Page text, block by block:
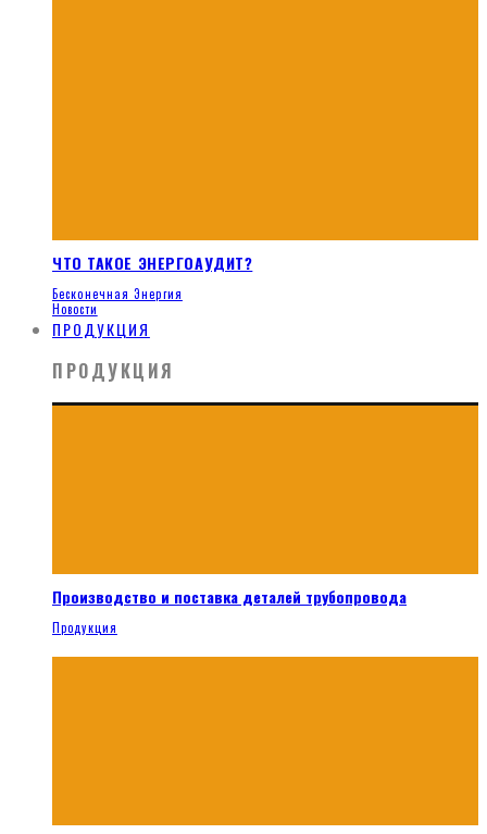
ЧТО ТАКОЕ ЭНЕРГОАУДИТ?
Бесконечная Энергия
Новости
ПРОДУКЦИЯ
ПРОДУКЦИЯ
Производство и поставка деталей трубопровода
Продукция